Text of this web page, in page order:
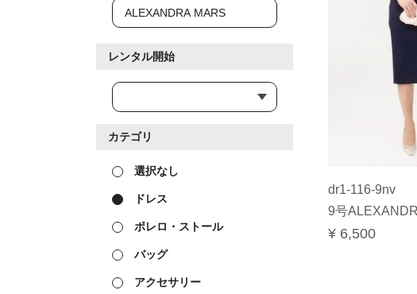
レンタル開始
カテゴリ
選択なし
ドレス
ボレロ・ストール
バッグ
アクセサリー
dr1-116-9nv
9号
¥ 6,500